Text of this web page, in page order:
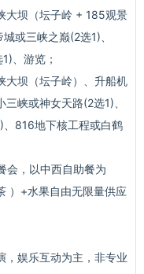
大坝（坛子岭 + 185观景
或三峡之巅(2选1)、
、游览；
大坝（坛子岭）、升船机
峡或神女天路(2选1)、
、816地下核工程或白鹤
会，以中西自助餐为
）+水果自由无限量供应
，娱乐互动为主，非专业